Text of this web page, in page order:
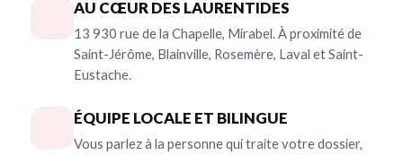
AU CŒUR DES LAURENTIDES
13 930 rue de la Chapelle, Mirabel. À proximité de
Saint-Jérôme, Blainville, Rosemère, Laval et Saint-
Eustache.
ÉQUIPE LOCALE ET BILINGUE
Vous parlez à la personne qui traite votre dossier,